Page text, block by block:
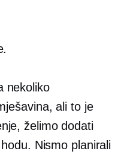
nekoliko
ali to je
želimo dodati
Nismo planirali